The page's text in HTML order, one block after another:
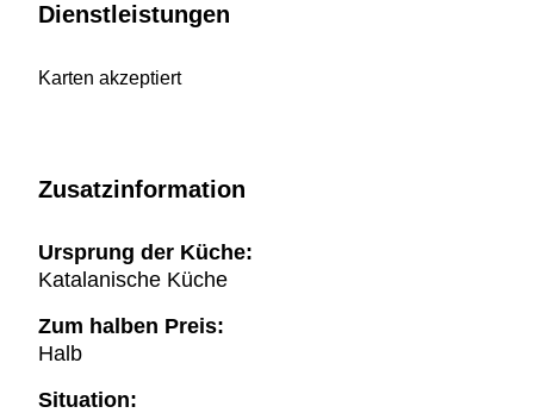
Dienstleistungen
Karten akzeptiert
Zusatzinformation
Ursprung der Küche:
Katalanische Küche
Zum halben Preis:
Halb
Situation: